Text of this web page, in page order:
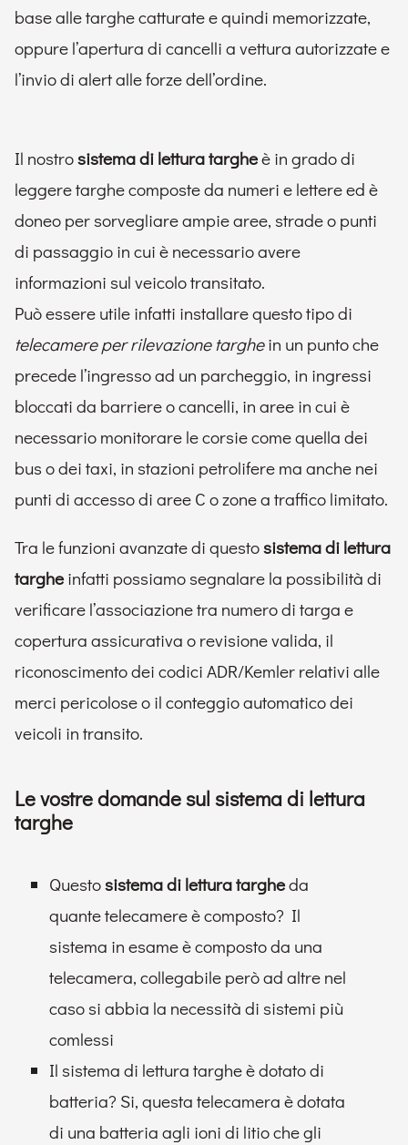
base alle targhe catturate e quindi memorizzate,
oppure l’apertura di cancelli a vettura autorizzate e
l’invio di alert alle forze dell’ordine.
Il nostrosistema di lettura targheè in grado di
leggere targhe composte da numeri e lettere ed è
doneo per sorvegliare ampie aree, strade o punti
di passaggio in cui è necessario avere
informazioni sul veicolo transitato.
Può essere utile infatti installare questo tipo di
telecamere per rilevazione targhein un punto che
precede l’ingresso ad un parcheggio, in ingressi
bloccati da barriere o cancelli, in aree in cui è
necessario monitorare le corsie come quella dei
bus o dei taxi, in stazioni petrolifere ma anche nei
punti di accesso di aree C o zone a traffico limitato.
Tra le funzioni avanzate di questosistema di lettura
targheinfatti possiamo segnalare la possibilità di
verificare l’associazione tra numero di targa e
copertura assicurativa o revisione valida, il
riconoscimento dei codici ADR/Kemler relativi alle
merci pericolose o il conteggio automatico dei
veicoli in transito.
Le vostre domande sul sistema di lettura
targhe
Questosistema di lettura targheda
quante telecamere è composto? Il
sistema in esame è composto da una
telecamera, collegabile però ad altre nel
caso si abbia la necessità di sistemi più
comlessi
Il sistema di lettura targhe è dotato di
batteria? Si, questa telecamera è dotata
di una batteria agli ioni di litio che gli